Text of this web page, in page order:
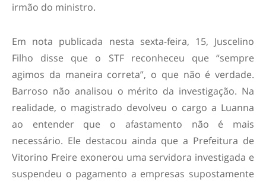
irmão do ministro.
Em nota publicada nesta sexta-feira, 15, Juscelino
Filho disse que o STF reconheceu que “sempre
agimos da maneira correta”, o que não é verdade.
Barroso não analisou o mérito da investigação. Na
realidade, o magistrado devolveu o cargo a Luanna
ao entender que o afastamento não é mais
necessário. Ele destacou ainda que a Prefeitura de
Vitorino Freire exonerou uma servidora investigada e
suspendeu o pagamento a empresas supostamente